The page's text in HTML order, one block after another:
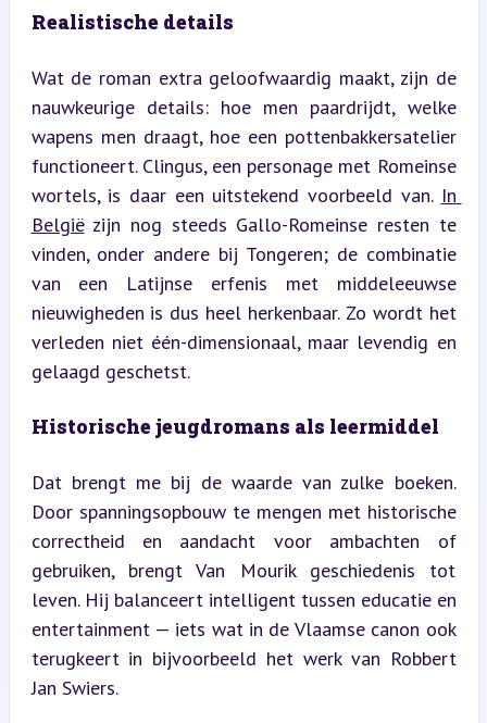
Realistische details
Wat de roman extra geloofwaardig maakt, zijn de
nauwkeurige details: hoe men paardrijdt, welke
wapens men draagt, hoe een pottenbakkersatelier
functioneert. Clingus, een personage met Romeinse
wortels, is daar een uitstekend voorbeeld van. In
België zijn nog steeds Gallo-Romeinse resten te
vinden, onder andere bij Tongeren; de combinatie
van een Latijnse erfenis met middeleeuwse
nieuwigheden is dus heel herkenbaar. Zo wordt het
verleden niet één-dimensionaal, maar levendig en
gelaagd geschetst.
Historische jeugdromans als leermiddel
Dat brengt me bij de waarde van zulke boeken.
Door spanningsopbouw te mengen met historische
correctheid en aandacht voor ambachten of
gebruiken, brengt Van Mourik geschiedenis tot
leven. Hij balanceert intelligent tussen educatie en
entertainment — iets wat in de Vlaamse canon ook
terugkeert in bijvoorbeeld het werk van Robbert
Jan Swiers.